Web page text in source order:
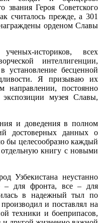
звания Героя Советского
считалось прежде, а 301
орденом Славы
историков, всех
интеллигенции,
установление бесценной
Я призываю их
направлении, постоянно
музея Славы,
и доведения в полном
достоверных данных о
бы целесообразно каждый
книгу с новыми
Узбекистана неустанно
– для фронта, все – для
в надежный тыл по
и поставлял на
техники и боеприпасов,